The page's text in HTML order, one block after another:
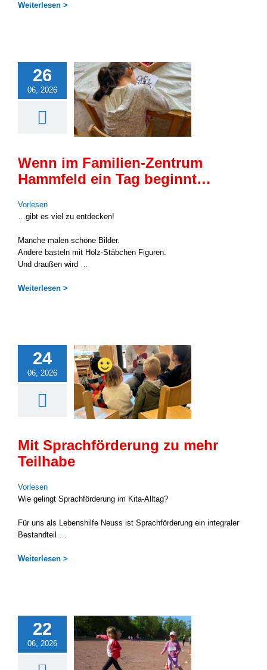
Wei­ter­le­sen >
26
06, 2026
Wenn im Familien-Zentrum
Hammfeld ein Tag beginnt…
Vor­le­sen
…gibt es viel zu ent­de­cken!
Man­che malen schö­ne Bil­der.
Ande­re bas­teln mit Holz-Stäbchen Figu­ren.
Und drau­ßen wird
Wei­ter­le­sen >
24
06, 2026
Mit Sprachförderung zu mehr
Teilhabe
Vor­le­sen
Wie gelingt Sprach­för­de­rung im Kita-Alltag?
Für uns als Lebens­hil­fe Neuss ist Sprach­för­de­rung ein inte­gra­ler
Bestand­teil …
Wei­ter­le­sen >
22
06, 2026